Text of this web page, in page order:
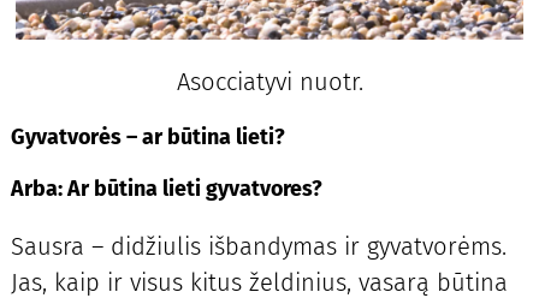
Asocciatyvi nuotr.
Gyvatvorės – ar būtina lieti?
Arba: Ar būtina lieti gyvatvores?
Sausra – didžiulis išbandymas ir gyvatvorėms.
Jas, kaip ir visus kitus želdinius, vasarą būtina